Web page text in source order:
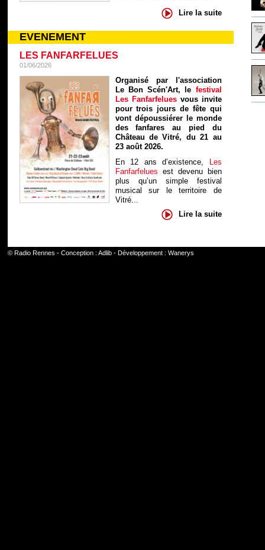
Lire la suite
EVENEMENT
LES FANFARFELUES
01/06/2026
Organisé par l'association
Le Bon Scén'Art, le festival
Les Fanfarfelues vous invite
pour trois jours de fête qui
vont dépoussiérer le monde
des fanfares au pied du
Château de Vitré, du 21 au
23 août 2026.
En 12 ans d’existence, Les
Fanfarfelues est devenu bien
plus qu’un simple festival
musical sur le territoire de
Vitré...
Lire la suite
© Radio Rennes - Conception : Adlib- Développement : Wanerys